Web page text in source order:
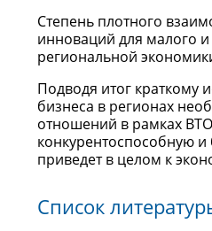
Степень плотного
инноваций для малого
региональной
Подводя итог краткому
бизнеса в регионах
отношений в рамках
конкурентоспособную
приведет в целом к
Список